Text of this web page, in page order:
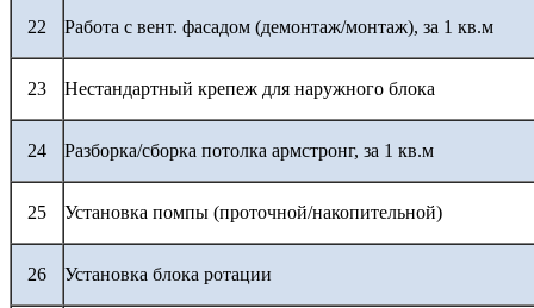
22 Работа с вент. фасадом (демонтаж/монтаж), за 1 кв.м
23 Нестандартный крепеж для наружного блока
24 Разборка/сборка потолка армстронг, за 1 кв.м
25 Установка помпы (проточной/накопительной)
26 Установка блока ротации